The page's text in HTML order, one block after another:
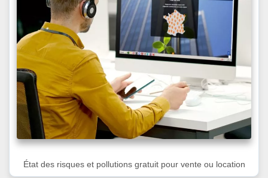
État des risques et pollutions gratuit pour vente ou location